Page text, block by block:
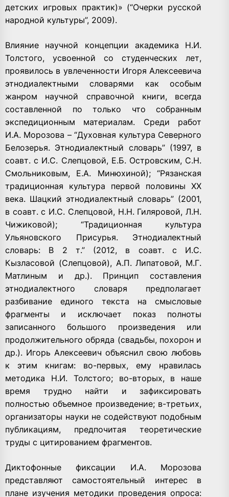
детских игровых практик)» (“Очерки русской
народной культуры”, 2009).
Влияние научной концепции академика Н.И.
Толстого, усвоенной со студенческих лет,
проявилось в увлеченности Игоря Алексеевича
этнодиалектными словарями как особым
жанром научной справочной книги, всегда
составленной по только что собранным
экспедиционным материалам. Среди работ
И.А. Морозова – “Духовная культура Северного
Белозерья. Этнодиалектный словарь” (1997, в
соавт. с И.С. Слепцовой, Е.Б. Островским, С.Н.
Смольниковым, Е.А. Минюхиной); “Рязанская
традиционная культура первой половины XX
века. Шацкий этнодиалектный словарь” (2001,
в соавт. с И.С. Слепцовой, Н.Н. Гиляровой, Л.Н.
Чижиковой); “Традиционная культура
Ульяновского Присурья. Этнодиалектный
словарь: В 2 т.” (2012, в соавт. с И.С.
Кызласовой (Слепцовой), А.П. Липатовой, М.Г.
Матлиным и др.). Принцип составления
этнодиалектного словаря предполагает
разбивание единого текста на смысловые
фрагменты и исключает показ полноты
записанного большого произведения или
продолжительного обряда (свадьбы, похорон и
др.). Игорь Алексеевич объяснил свою любовь
к этим книгам: во-первых, ему нравилась
методика Н.И. Толстого; во-вторых, в наше
время трудно найти и зафиксировать
полностью объемное произведение; в-третьих,
организаторы науки не содействуют подобным
публикациям, предпочитая теоретические
труды с цитированием фрагментов.
Диктофонные фиксации И.А. Морозова
представляют самостоятельный интерес в
плане изучения методики проведения опроса: